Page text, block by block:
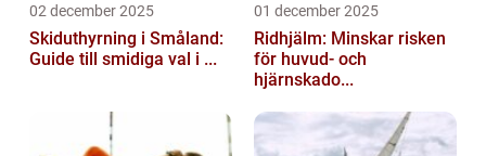
02 december 2025
Skiduthyrning i Småland:
Guide till smidiga val i ...
01 december 2025
Ridhjälm: Minskar risken
för huvud- och
hjärnskado...